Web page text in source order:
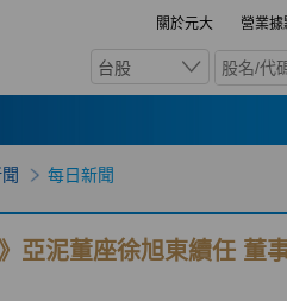
關於元大 營業據
台股
每日新聞
》亞泥董座徐旭東續任 董